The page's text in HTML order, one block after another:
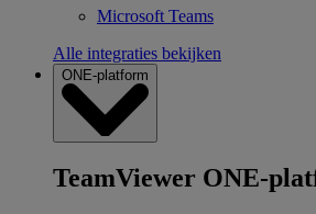
Microsoft Teams
Alle integraties bekijken
ONE-platform
TeamViewer ONE-